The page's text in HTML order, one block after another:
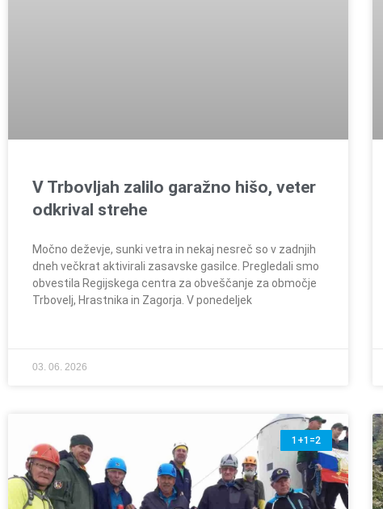
V Trbovljah zalilo garažno hišo, veter
odkrival strehe
Močno deževje, sunki vetra in nekaj nesreč so v zadnjih
dneh večkrat aktivirali zasavske gasilce. Pregledali smo
obvestila Regijskega centra za obveščanje za območje
Trbovelj, Hrastnika in Zagorja. V ponedeljek
03. 06. 2026
1+1=2